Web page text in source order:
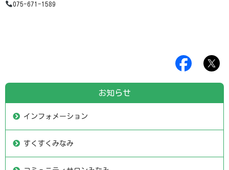
075-671-1589
お知らせ
インフォメーション
すくすくみなみ